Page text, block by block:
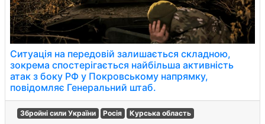
Ситуація на передовій залишається складною,
зокрема спостерігається найбільша активність
атак з боку РФ у Покровському напрямку,
повідомляє Генеральний штаб.
Збройні сили України Росія Курська область